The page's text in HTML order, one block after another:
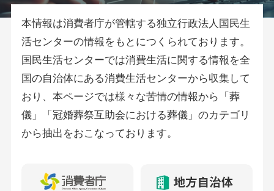
本情報は消費者庁が管轄する独立行政法人国民生
活センターの情報をもとにつくられております。
国民生活センターでは消費生活に関する情報を全
国の自治体にある消費生活センターから収集して
おり、本ページでは様々な苦情の情報から「葬
儀」「冠婚葬祭互助会における葬儀」のカテゴリ
から抽出をおこなっております。